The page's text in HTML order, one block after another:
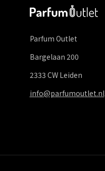
Parfum Outlet
Bargelaan 200
2333 CW Leiden
info@parfumoutlet.nl